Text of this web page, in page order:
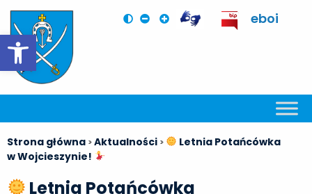
Otwórz pasek narzędzi
eboi
Strona główna >Aktualności >
Letnia Potańcówka
w Wojcieszynie!
Letnia Potańcówka